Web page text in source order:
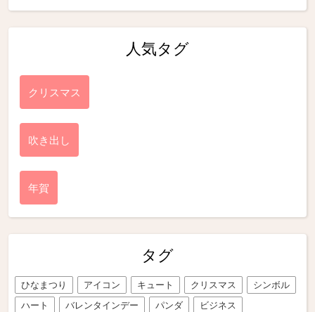
人気タグ
クリスマス
吹き出し
年賀
タグ
ひなまつり アイコン キュート クリスマス
シンボル
ハート
バレンタインデー パンダ
ビジネス